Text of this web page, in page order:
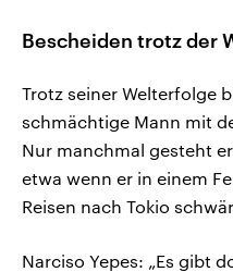
Bescheiden trotz der
Trotz seiner Welterfolge
schmächtige Mann mit
Nur manchmal gesteht
etwa wenn er in einem
Reisen nach Tokio
Narciso Yepes: „Es gibt